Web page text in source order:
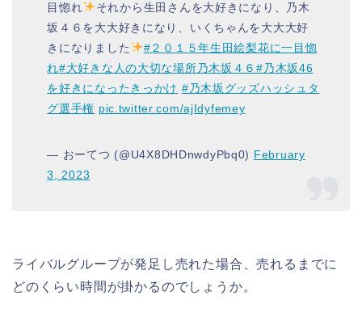
目惚れ
それから生田さんを大好きになり、乃木
坂４６を大大好きになり、いくちゃんを大大大好
きになりました
#２０１５年生田絵梨花に一目惚
れ#大好きな人の大切な場所乃木坂４６#乃木坂46
を好きになったきっかけ #乃木坂グッズハッシュタ
グ選手権 pic.twitter.com/ajIdyfemey
— おーてつ (@U4X8DHDnwdyPbq0) February
3, 2023
ライバルグループが発足し売れた場合、売れるまでに
どのくらい時間が掛かるのでしょうか。